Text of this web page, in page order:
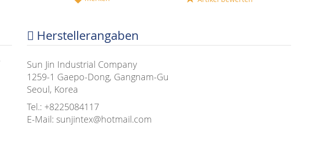
Herstellerangaben
Sun Jin Industrial Company
1259-1 Gaepo-Dong, Gangnam-Gu
Seoul, Korea
Tel.: +8225084117
E-Mail: sunjintex@hotmail.com